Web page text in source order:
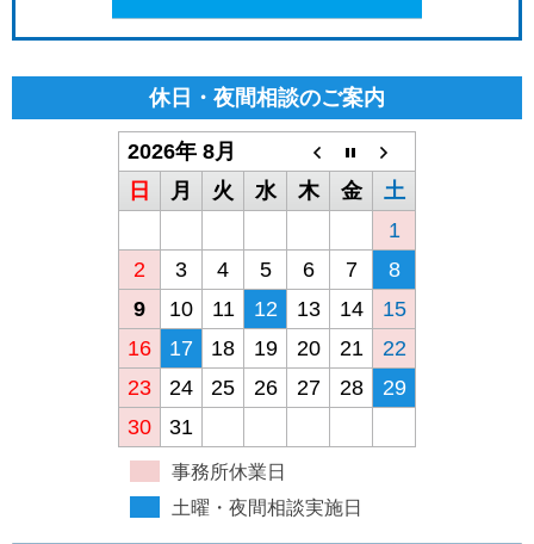
休日・夜間相談のご案内
2026年 8月
日
月 火 水 木 金
土
1
2
3 4 5 6 7
8
9
10 11 12 13 14
15
16
17 18 19 20 21
22
23
24 25 26 27 28
29
30
31
事務所休業日
土曜・夜間相談実施日